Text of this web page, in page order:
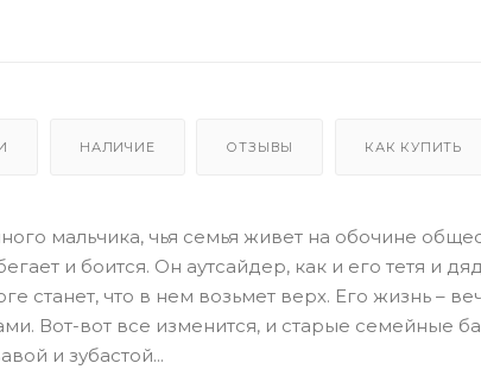
НАЛИЧИЕ ОТЗЫВЫ КАК КУПИТЬ
мальчика, чья семья живет на обочине
и боится. Он аутсайдер, как и его тетя и
станет, что в нем возьмет верх. Его жизнь –
Вот-вот все изменится, и старые семейные
и зубастой...